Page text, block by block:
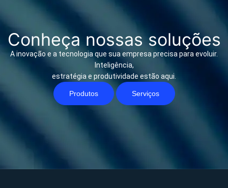
Conheça nossas soluções
A inovação e a tecnologia que sua empresa precisa para evoluir.
Inteligência,
estratégia e produtividade estão aqui.
Produtos Serviços